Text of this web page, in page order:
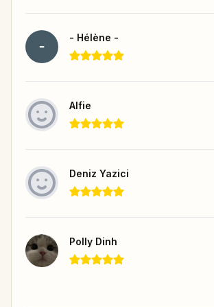
- Hélène -
Alfie
Deniz Yazici
Polly Dinh